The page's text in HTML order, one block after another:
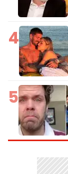
4
5